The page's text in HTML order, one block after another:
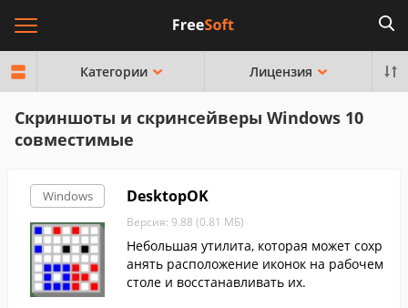
Категории Лицензия
Скриншоты и скринсейверы Windows 10
совместимые
Windows DesktopOK
Версия: 9.88 (0.81 МБ)
Небольшая утилита, которая может сохр
анять расположение иконок на рабочем
столе и восстанавливать их.